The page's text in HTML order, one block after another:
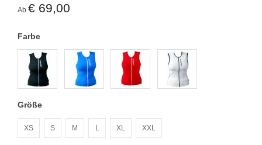
Ab € 69,00
Farbe
Größe
XS S M L XL XXL